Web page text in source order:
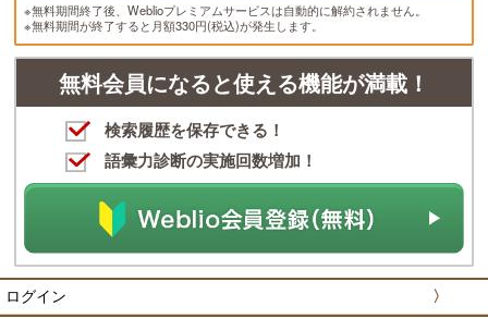
※無料期間終了後、Weblioプレミアムサービスは自動的に解約されません。
※無料期間が終了すると月額330円(税込)が発生します。
無料会員になると使える機能が満載！
検索履歴を保存できる！
語彙力診断の実施回数増加！
ログイン 〉